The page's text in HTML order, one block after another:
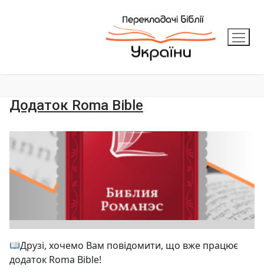
Додаток Roma Bible
Друзі, хочемо Вам повідомити, що вже працює
додаток Roma Bible!